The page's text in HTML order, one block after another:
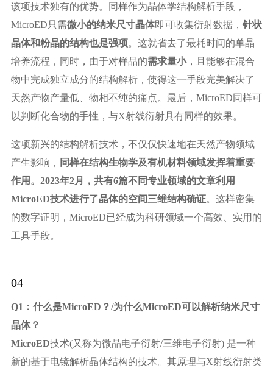
该项技术独有的优势。同样作为晶体学结构解析手段，
MicroED只需微小的纳米尺寸晶体即可收集衍射数据， 针状
晶体和粉晶的结构也是强项。这就省去了最耗时间的单晶
培养流程，同时，由于对样品的需求量小，且能够在混合
物中完成独立成分的结构解析，使得这一手段完美解决了
天然产物产量低、物相不纯的痛点。最后，MicroED同样可
以判断化合物的手性，与X射线衍射具有同样的效果。
这项新兴的结构解析技术，不仅仅快速地在天然产物领域
产生影响， 同样在结构生物学及有机材料领域发挥着重要
作用。2023年2月，共有6篇不同专业领域的文章利用
MicroED技术进行了晶体的空间三维结构确证。这样密集
的数字证明，MicroED已经成为科研领域一个高效、实用的
工具手段。
04
Q1：什么是MicroED？/为什么MicroED可以解析纳米尺寸
晶体？
MicroED技术(又称为微晶电子衍射/三维电子衍射) 是一种
新的基于电镜解析晶体结构的技术。其原理与X射线衍射类